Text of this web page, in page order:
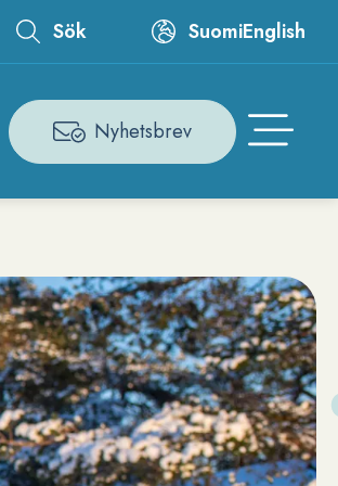
Leaderboard
Sök SuomiEnglish
Åtgärdsmeny
Nyhetsbrev